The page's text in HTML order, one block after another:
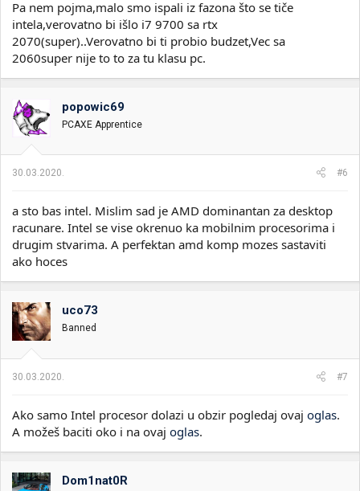
Pa nem pojma,malo smo ispali iz fazona što se tiče
intela,verovatno bi išlo i7 9700 sa rtx
2070(super)..Verovatno bi ti probio budzet,Vec sa
2060super nije to to za tu klasu pc.
popowic69
PCAXE Apprentice
30.03.2020. #6
a sto bas intel. Mislim sad je AMD dominantan za desktop
racunare. Intel se vise okrenuo ka mobilnim procesorima i
drugim stvarima. A perfektan amd komp mozes sastaviti
ako hoces
uco73
Banned
30.03.2020. #7
Ako samo Intel procesor dolazi u obzir pogledaj ovaj oglas.
A možeš baciti oko i na ovaj oglas.
Dom1nat0R